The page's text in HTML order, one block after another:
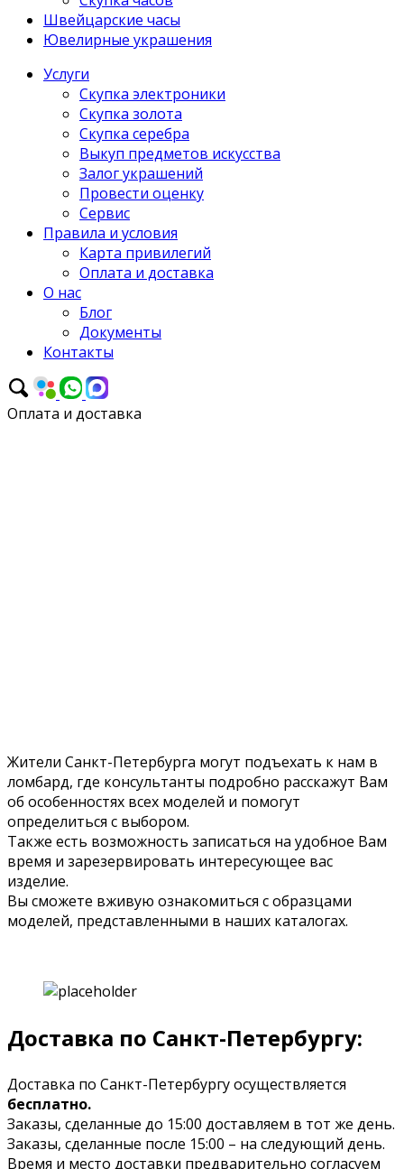
Швейцарские часы
Ювелирные украшения
Услуги
Скупка электроники
Скупка золота
Скупка серебра
Выкуп предметов искусства
Залог украшений
Провести оценку
Сервис
Правила и условия
Карта привилегий
Оплата и доставка
О нас
Блог
Документы
Контакты
Оплата и доставка
Жители Санкт-Петербурга могут подъехать к нам в
ломбард, где консультанты подробно расскажут Вам
об особенностях всех моделей и помогут
определиться с выбором.
Также есть возможность записаться на удобное Вам
время и зарезервировать интересующее вас
изделие.
Вы сможете вживую ознакомиться с образцами
моделей, представленными в наших каталогах.
Доставка по Санкт-Петербургу:
Доставка по Санкт-Петербургу осуществляется
бесплатно.
Заказы, сделанные до 15:00 доставляем в тот же день.
Заказы, сделанные после 15:00 – на следующий день.
Время и место доставки предварительно согласуем